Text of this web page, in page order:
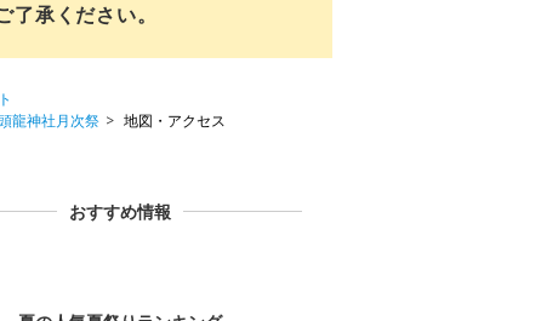
承ください。
龍神社月次祭 地図・アクセス
おすすめ情報